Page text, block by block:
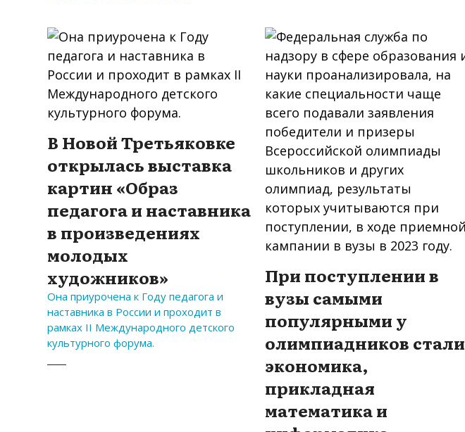
В Новой Третьяковке
открылась выставка
картин «Образ
педагога и наставника
в произведениях
молодых
художников»
Она приурочена к Году педагога и
наставника в России и проходит в
рамках II Международного детского
культурного форума.
При поступлении в
вузы самыми
популярными у
олимпиадников стали
экономика,
прикладная
математика и